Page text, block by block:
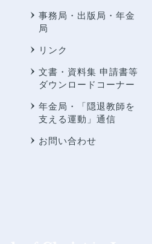
事務局・出版局・年金
局
リンク
文書・資料集 申請書等
ダウンロードコーナー
年金局・
「隠退教師を
支える運動」通信
お問い合わせ